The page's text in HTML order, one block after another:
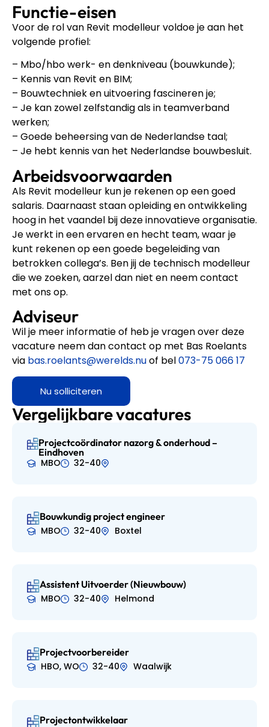
Functie-eisen
Voor de rol van Revit modelleur voldoe je aan het
volgende profiel:
– Mbo/hbo werk- en denkniveau (bouwkunde);
– Kennis van Revit en BIM;
– Bouwtechniek en uitvoering fascineren je;
– Je kan zowel zelfstandig als in teamverband
werken;
– Goede beheersing van de Nederlandse taal;
– Je hebt kennis van het Nederlandse bouwbesluit.
Arbeidsvoorwaarden
Als Revit modelleur kun je rekenen op een goed
salaris. Daarnaast staan opleiding en ontwikkeling
hoog in het vaandel bij deze innovatieve organisatie.
Je werkt in een ervaren en hecht team, waar je
kunt rekenen op een goede begeleiding van
betrokken collega’s. Ben jij de technisch modelleur
die we zoeken, aarzel dan niet en neem contact
met ons op.
Adviseur
Wil je meer informatie of heb je vragen over deze
vacature neem dan contact op met Bas Roelants
via bas.roelants@werelds.nuof bel073-75 066 17
Nu solliciteren
Vergelijkbare vacatures
Projectcoördinator nazorg & onderhoud –
Eindhoven
MBO
32-40
Bouwkundig project engineer
MBO
32-40 Boxtel
Assistent Uitvoerder (Nieuwbouw)
MBO
32-40 Helmond
Projectvoorbereider
HBO, WO
32-40 Waalwijk
Projectontwikkelaar